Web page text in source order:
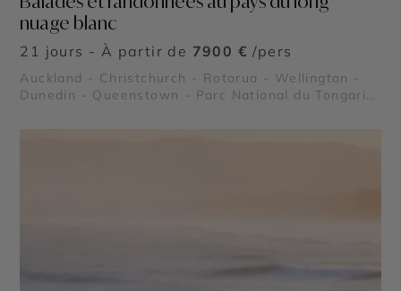
nuage blanc
21 jours - À partir de 7900 € /pers
Auckland - Christchurch - Rotorua - Wellington -
Dunedin - Queenstown - Parc National du Tongariro